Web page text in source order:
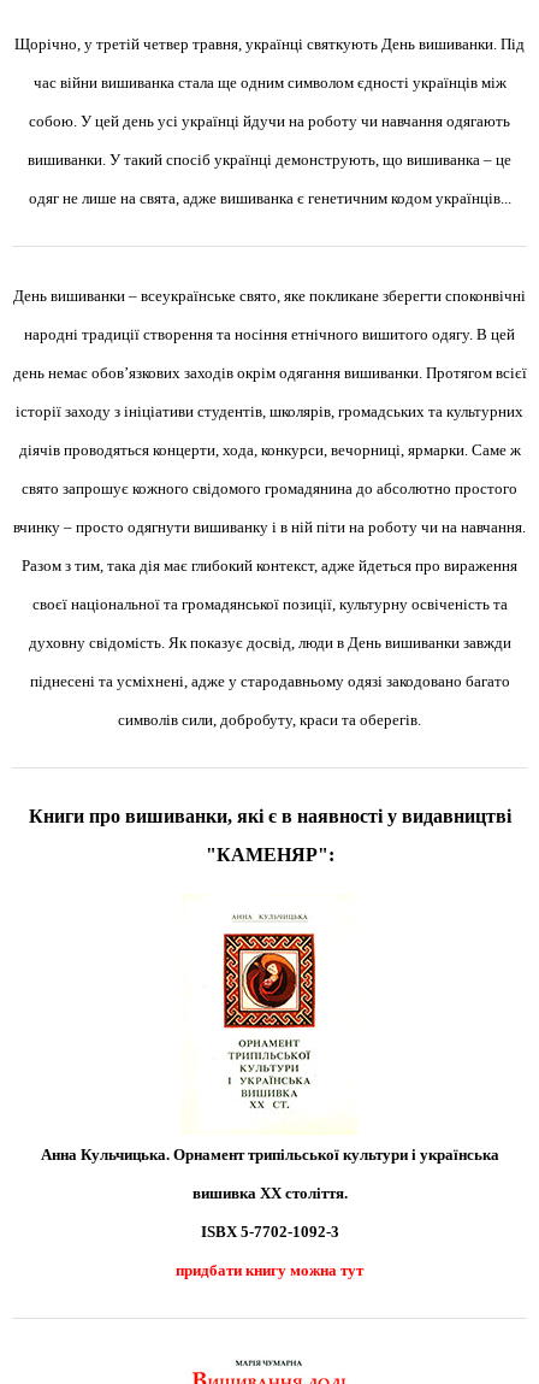
Щорічно, у третій четвер травня, українці святкують День вишиванки. Під
час війни вишиванка стала ще одним символом єдності українців між
собою. У цей день усі українці йдучи на роботу чи навчання одягають
вишиванки. У такий спосіб українці демонструють, що вишиванка – це
одяг не лише на свята, адже вишиванка є генетичним кодом українців...
День вишиванки – всеукраїнське свято, яке покликане зберегти споконвічні
народні традиції створення та носіння етнічного вишитого одягу. В цей
день немає обов’язкових заходів окрім одягання вишиванки. Протягом всієї
історії заходу з ініціативи студентів, школярів, громадських та культурних
діячів проводяться концерти, хода, конкурси, вечорниці, ярмарки. Саме ж
свято запрошує кожного свідомого громадянина до абсолютно простого
вчинку – просто одягнути вишиванку і в ній піти на роботу чи на навчання.
Разом з тим, така дія має глибокий контекст, адже йдеться про вираження
своєї національної та громадянської позиції, культурну освіченість та
духовну свідомість. Як показує досвід, люди в День вишиванки завжди
піднесені та усміхнені, адже у стародавньому одязі закодовано багато
символів сили, добробуту, краси та оберегів.
Книги про вишиванки, які є в наявності у видавництві
"КАМЕНЯР":
Анна Кульчицька. Орнамент трипільської культури і українська
вишивка ХХ століття.
ІSВХ 5-7702-1092-3
придбати книгу можна тут